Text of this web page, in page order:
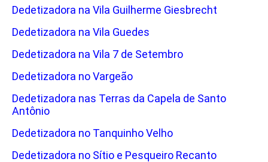
Dedetizadora na Vila Guilherme Giesbrecht
Dedetizadora na Vila Guedes
Dedetizadora na Vila 7 de Setembro
Dedetizadora no Vargeão
Dedetizadora nas Terras da Capela de Santo
Antônio
Dedetizadora no Tanquinho Velho
Dedetizadora no Sítio e Pesqueiro Recanto